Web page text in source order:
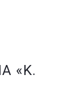
«Κ.